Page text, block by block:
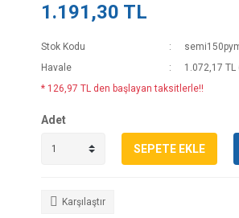
1.191,30 TL
Stok Kodu
Havale
1.072,17
* 126,97 TL den başlayan taksitlerle!!
Adet
SEPETE EKLE
Karşılaştır